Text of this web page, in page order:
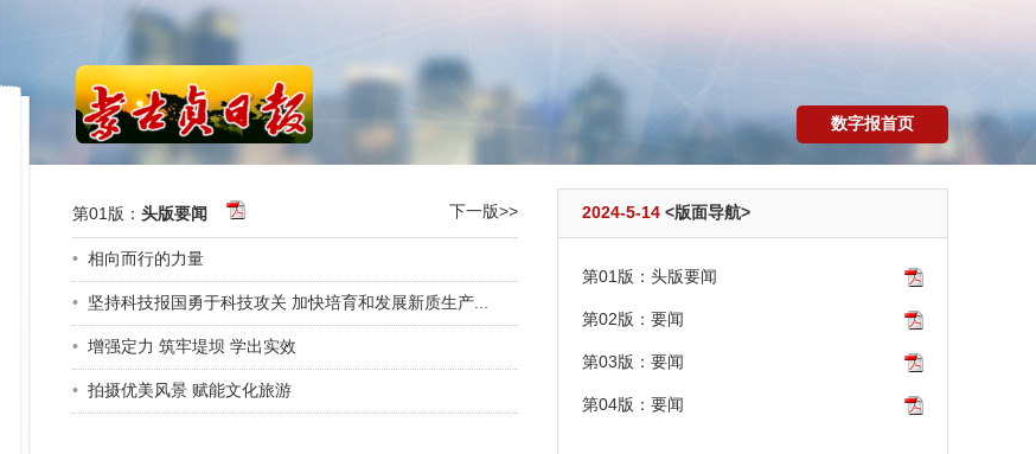
数字报首页
第01版： 头版要闻 下一版>>
• 相向而行的力量
• 坚持科技报国勇于科技攻关 加快培育和发展新质生产...
• 增强定力 筑牢堤坝 学出实效
• 拍摄优美风景 赋能文化旅游
2024-5-14 <版面导航>
第01版：头版要闻
第02版：要闻
第03版：要闻
第04版：要闻